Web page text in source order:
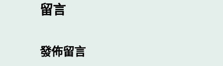
留言
發佈留言